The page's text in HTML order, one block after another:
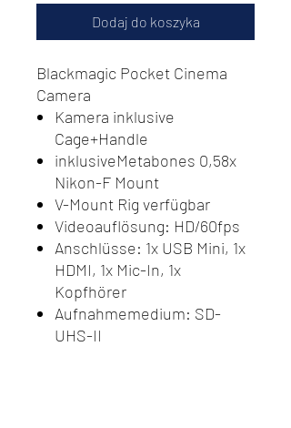
Dodaj do koszyka
Blackmagic Pocket Cinema
Camera
Kamera inklusive
Cage+Handle
inklusiveMetabones 0,58x
Nikon-F Mount
V-Mount Rig verfügbar
Videoauflösung: HD/60fps
Anschlüsse: 1x USB Mini, 1x
HDMI, 1x Mic-In, 1x
Kopfhörer
Aufnahmemedium: SD-
UHS-II